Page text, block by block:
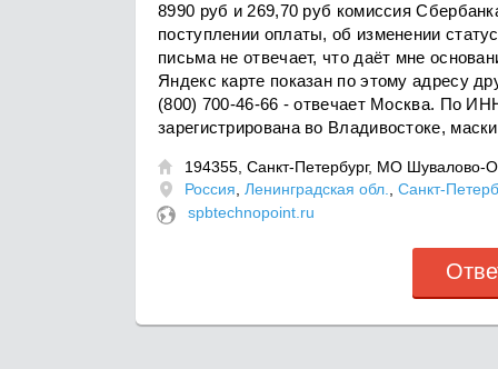
8990 руб и 269,70 руб комиссия
поступлении оплаты, об изменении
письма не отвечает, что даёт мне
Яндекс карте показан по этому адресу
(800) 700-46-66 - отвечает Москва. По
зарегистрирована во Владивостоке,

194355, Санкт-Петербург, МО Шувалово-
Россия
Ленинградская обл.
Санкт-
spbtechnopoint.ru